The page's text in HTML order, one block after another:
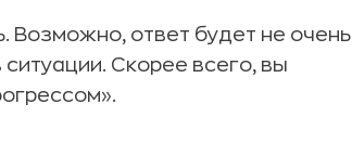
Возможно, ответ будет не очень
Скорее всего, вы